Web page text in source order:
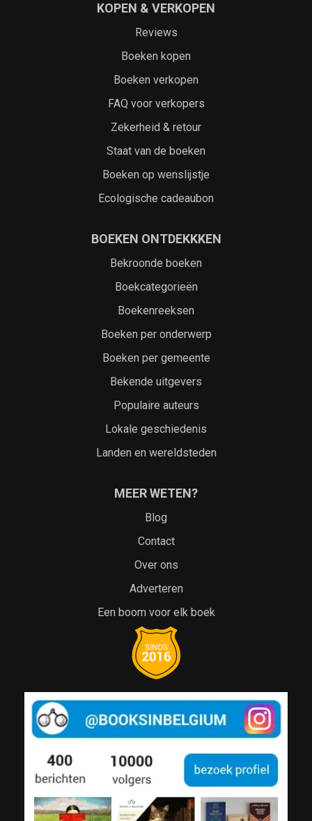
KOPEN & VERKOPEN
Reviews
Boeken kopen
Boeken verkopen
FAQ voor verkopers
Zekerheid & retour
Staat van de boeken
Boeken op wenslijstje
Ecologische cadeaubon
BOEKEN ONTDEKKKEN
Bekroonde boeken
Boekcategorieën
Boekenreeksen
Boeken per onderwerp
Boeken per gemeente
Bekende uitgevers
Populaire auteurs
Lokale geschiedenis
Landen en wereldsteden
MEER WETEN?
Blog
Contact
Over ons
Adverteren
Een boom voor elk boek